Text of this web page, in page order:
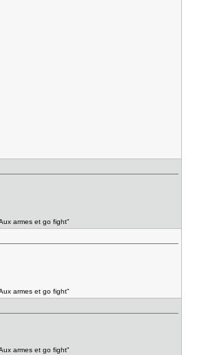
armes et go fight"
armes et go fight"
armes et go fight"